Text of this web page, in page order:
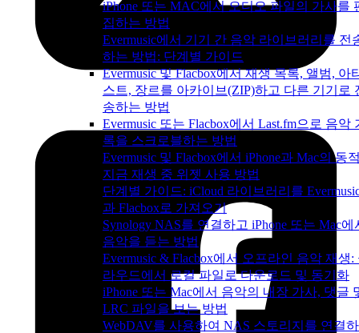
iPhone 또는 MAC에서 오디오 파일의 가사를
집하는 방법
Evermusic에서 기기 간 음악 라이브러리를 전
하는 방법: 단계별 가이드
Evermusic 및 Flacbox에서 재생 목록, 앨범, 아
스트, 장르를 아카이브(ZIP)하고 다른 기기로
송하는 방법
Evermusic 또는 Flacbox에서 Last.fm으로 음악
록을 스크로블하는 방법
Evermusic 및 Flacbox에서 iPhone과 Mac의 동
지금 재생 중 위젯 사용 방법
단계별 가이드: iCloud 라이브러리를
과 Flacbox로 가져오기
Synology NAS를 연결하고 iPhone 또는 Mac에
음악을 듣는 방법
Evermusic & Flacbox에서 오프라인 음악 재생:
라우드에서 로컬 파일로 다운로드 및 동기화
iPhone 또는 Mac에서 음악의 내장 가사, 댓글
LRC 파일을 보는 방법
WebDAV를 사용하여 NAS 스토리지를 연결